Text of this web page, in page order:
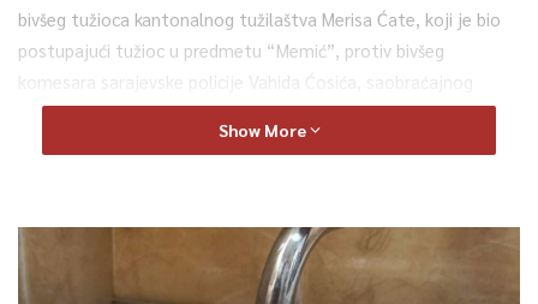
bivšeg tužioca kantonalnog tužilaštva Merisa Ćate, koji je bio
postupajući tužioc u predmetu “Memić”, protiv bivšeg
komesara sarajevske policije Vahida Ćosića, saobraćajnog
vještaka Ševala Kovačevića, sarajevskih policajaca Sakiba
Kreme i Nurije Mehića te više NN osoba.
0
Article Rating
Show More